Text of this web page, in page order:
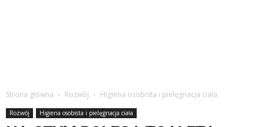
Strona główna Rozwój Higiena osobista i pielęgnacja ciała
Rozwój Higiena osobista i pielęgnacja ciała